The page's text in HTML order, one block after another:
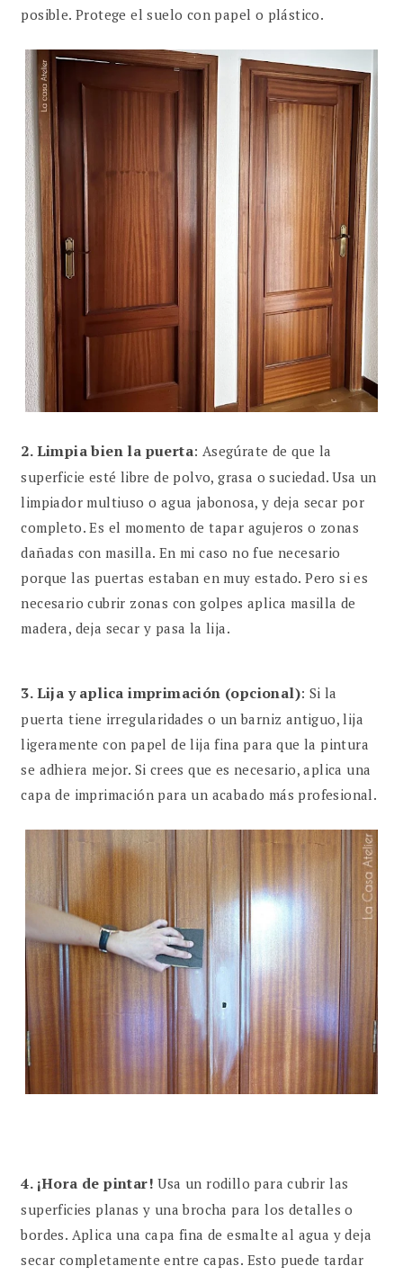
posible. Protege el suelo con papel o plástico.
2.Limpia bien la puerta: Asegúrate de que la
superficie esté libre de polvo, grasa o suciedad. Usa un
limpiador multiuso o agua jabonosa, y deja secar por
completo. Es el momento de tapar agujeros o zonas
dañadas con masilla. En mi caso no fue necesario
porque las puertas estaban en muy estado. Pero si es
necesario cubrir zonas con golpes aplica masilla de
madera, deja secar y pasa la lija.
3.Lija y aplica imprimación (opcional): Si la
puerta tiene irregularidades o un barniz antiguo, lija
ligeramente con papel de lija fina para que la pintura
se adhiera mejor. Si crees que es necesario, aplica una
capa de imprimación para un acabado más profesional.
4. ¡Hora de pintar! Usa un rodillo para cubrir las
superficies planas y una brocha para los detalles o
bordes. Aplica una capa fina de esmalte al agua y deja
secar completamente entre capas. Esto puede tardar